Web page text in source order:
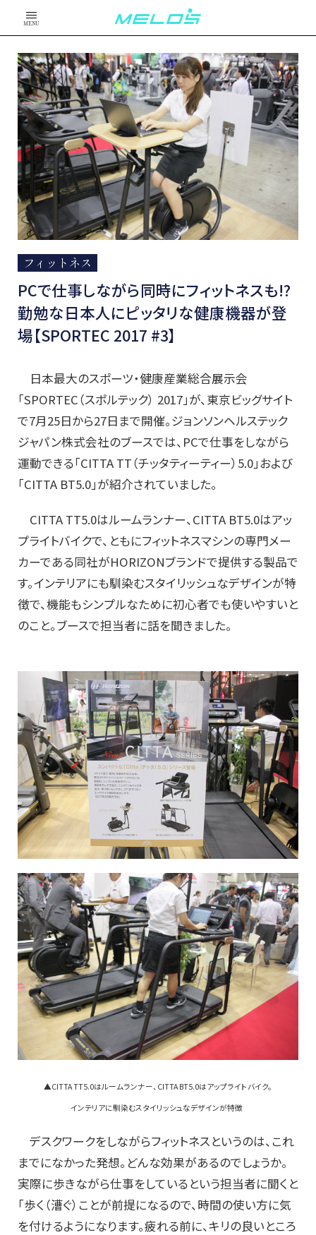
MENU
フィットネス
PCで仕事しながら同時にフィットネスも!?
勤勉な日本人にピッタリな健康機器が登
場【SPORTEC 2017 #3】
日本最大のスポーツ・健康産業総合展示会
「SPORTEC（スポルテック） 2017」が、東京ビッグサイト
で7月25日から27日まで開催。ジョンソンヘルステック
ジャパン株式会社のブースでは、PCで仕事をしながら
運動できる「CITTA TT（チッタティーティー）5.0」および
「CITTA BT5.0」が紹介されていました。
CITTA TT5.0はルームランナー、CITTA BT5.0はアッ
プライトバイクで、ともにフィットネスマシンの専門メー
カーである同社がHORIZONブランドで提供する製品で
す。インテリアにも馴染むスタイリッシュなデザインが特
徴で、機能もシンプルなために初心者でも使いやすいと
のこと。ブースで担当者に話を聞きました。
▲CITTA TT5.0はルームランナー、CITTA BT5.0はアップライトバイク。
インテリアに馴染むスタイリッシュなデザインが特徴
デスクワークをしながらフィットネスというのは、これ
までになかった発想。どんな効果があるのでしょうか。
実際に歩きながら仕事をしているという担当者に聞くと
「歩く（漕ぐ）ことが前提になるので、時間の使い方に気
を付けるようになります。疲れる前に、キリの良いところ